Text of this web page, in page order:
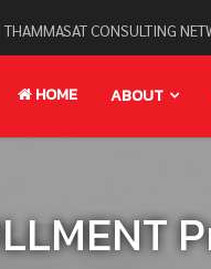
THAMMASAT CONSULTING
HOME ABOUT